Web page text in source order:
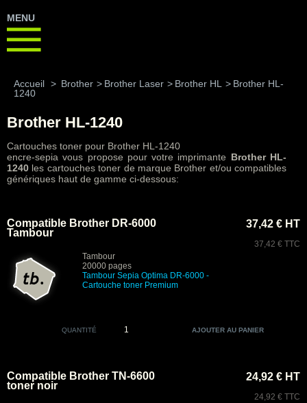
MENU
Accueil > Brother > Brother Laser > Brother HL > Brother HL-
1240
Brother HL-1240
Cartouches toner pour Brother HL-1240
encre-sepia vous propose pour votre imprimante Brother HL-
1240 les cartouches toner de marque Brother et/ou compatibles
génériques haut de gamme ci-dessous:
Compatible Brother DR-6000
Tambour
Tambour
20000 pages
Tambour Sepia Optima DR-6000 -
Cartouche toner Premium
37,42 € HT
37,42 € TTC
QUANTITÉ
Compatible Brother TN-6600
toner noir
24,92 € HT
24,92 € TTC